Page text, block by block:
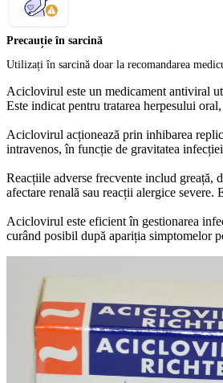
Precauție în sarcină
Utilizați în sarcină doar la recomandarea
Aciclovirul este un medicament antiviral
Este indicat pentru tratarea herpesului
Aciclovirul acționează prin inhibarea
intravenos, în funcție de gravitatea
Reacțiile adverse frecvente includ greață,
afectare renală sau reacții alergice
Aciclovirul este eficient în gestionarea
curând posibil după apariția simptomelor